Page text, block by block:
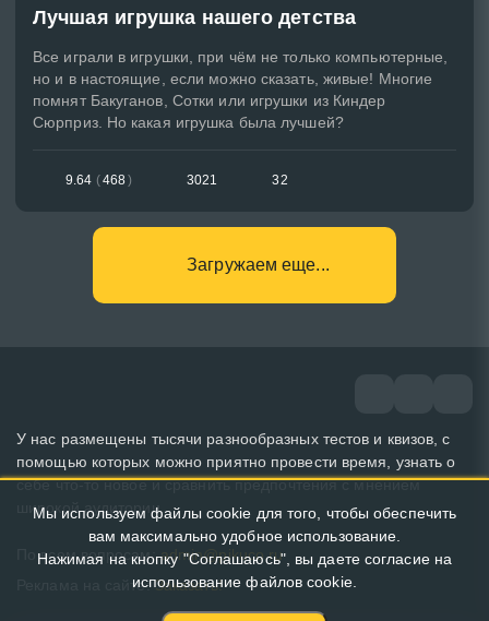
Лучшая игрушка нашего детства
Все играли в игрушки, при чём не только компьютерные,
но и в настоящие, если можно сказать, живые! Многие
помнят Бакуганов, Сотки или игрушки из Киндер
Сюрприз. Но какая игрушка была лучшей?
9.64 (468) 3021 32
Загружаем еще...
У нас размещены тысячи разнообразных тестов и квизов, с
помощью которых можно приятно провести время, узнать о
себе что-то новое и сравнить предпочтения с мнением
широкой аудитории.
По всем вопросам: admin@pikuco.ru
Реклама на сайте: Заказать!
Мы используем файлы cookie для того, чтобы обеспечить
вам максимально удобное использование.
Нажимая на кнопку "Соглашаюсь", вы даете согласие на
использование файлов cookie.